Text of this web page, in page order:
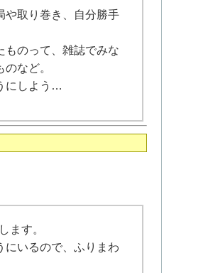
や取り巻き、自分勝手
ものって、雑誌でみな
など。
にしよう…
ます。
いるので、ふりまわ